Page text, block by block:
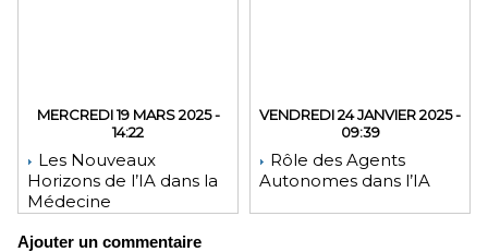
MERCREDI 19 MARS 2025 -
14:22
Les Nouveaux
Horizons de l’IA dans la
Médecine
VENDREDI 24 JANVIER 2025 -
09:39
Rôle des Agents
Autonomes dans l’IA
Ajouter un commentaire